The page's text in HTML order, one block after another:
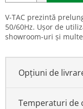
V-TAC prezintă
50/60Hz. Ușor de
showroom-uri și
Opțiuni de
Temperaturi de